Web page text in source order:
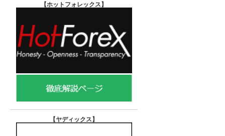
【ホットフォレックス】
【ヤディックス】